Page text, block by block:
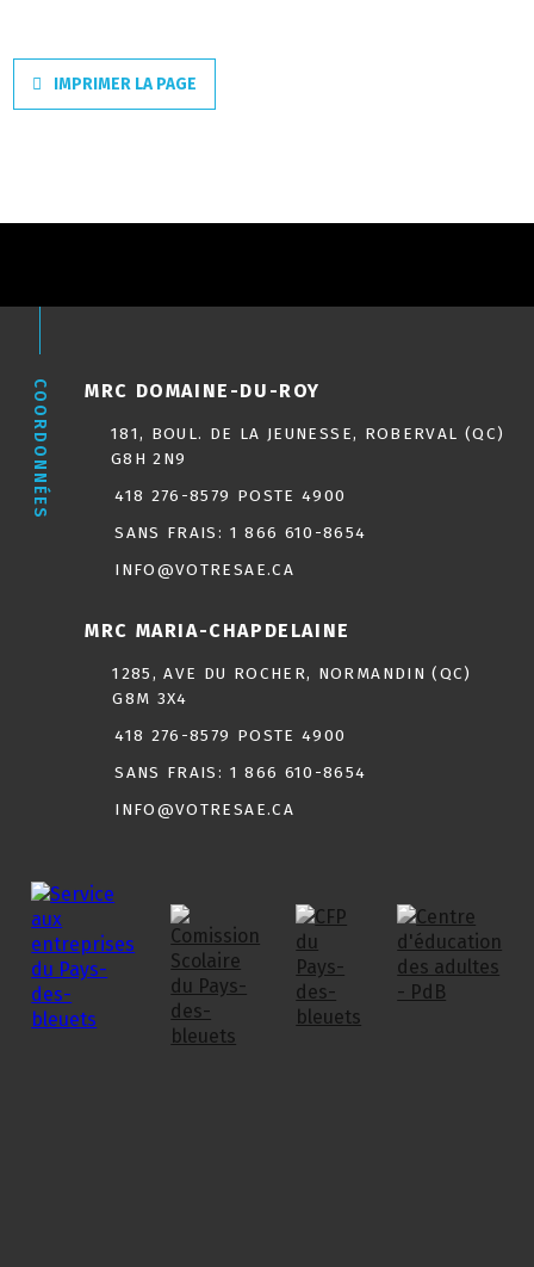
IMPRIMER LA PAGE
MRC DOMAINE-DU-ROY
181, BOUL. DE LA JEUNESSE, ROBERVAL (QC)
G8H 2N9
418 276-8579 POSTE 4900
SANS FRAIS: 1 866 610-8654
INFO@VOTRESAE.CA
MRC MARIA-CHAPDELAINE
1285, AVE DU ROCHER, NORMANDIN (QC)
G8M 3X4
418 276-8579 POSTE 4900
SANS FRAIS: 1 866 610-8654
INFO@VOTRESAE.CA
COORDONNÉES